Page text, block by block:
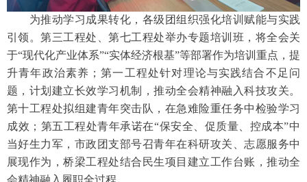
为推动学习成果转化，各级团组织强化培训赋能与实践
引领。第三工程处、第七工程处举办专题培训班，将全会关
于“现代化产业体系”“实体经济根基”等部署作为培训重点，提
升青年政治素养；第一工程处针对理论与实践结合不足问
题，计划建立长效学习机制，推动全会精神融入科技攻关。
第十工程处拟组建青年突击队，在急难险重任务中检验学习
成效；第五工程处青年承诺在“保安全、促质量、控成本”中
当好生力军，市政团支部号召青年在科研攻关、志愿服务中
展现作为，桥梁工程处结合民生项目建立工作台账，推动全
会精神融入履职全过程。